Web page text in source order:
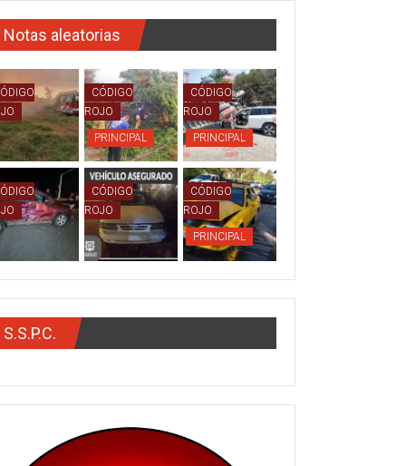
Notas aleatorias
CÓDIGO
ROJO
PRINCIPAL
CÓDIGO
ROJO
PRINCIPAL
CÓDIGO
ROJO
CÓDIGO
ROJO
PRINCIPAL
S.S.P.C.